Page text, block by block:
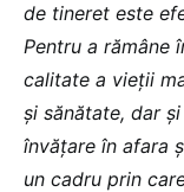
de tineret este
Pentru a rămâne
calitate a vieții
și sănătate, dar
învățare în afara
un cadru prin